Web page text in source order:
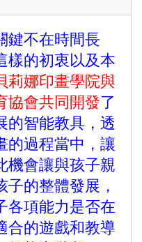
鍵不在時間長
樣的初衷以及本
莉娜印畫學院與
協會共同開發了
的智能教具，透
的過程當中，讓
機會讓與孩子親
的整體發展，
各項能力是否在
合的遊戲和教導